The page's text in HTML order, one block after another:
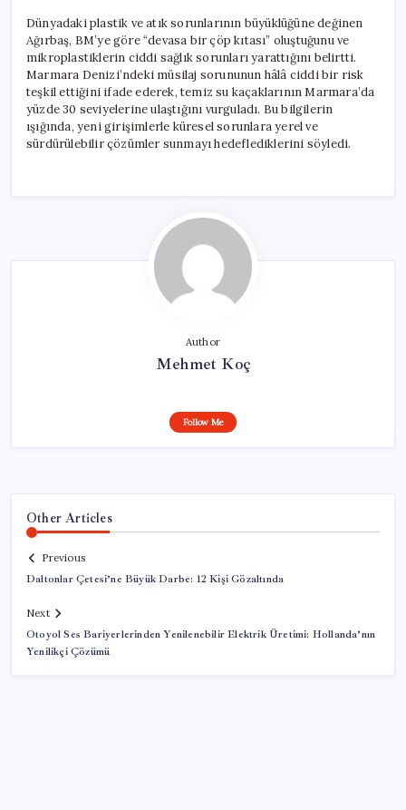
Dünyadaki plastik ve atık sorunlarının büyüklüğüne değinen
Ağırbaş, BM’ye göre “devasa bir çöp kıtası” oluştuğunu ve
mikroplastiklerin ciddi sağlık sorunları yarattığını belirtti.
Marmara Denizi’ndeki müsilaj sorununun hâlâ ciddi bir risk
teşkil ettiğini ifade ederek, temiz su kaçaklarının Marmara’da
yüzde 30 seviyelerine ulaştığını vurguladı. Bu bilgilerin
ışığında, yeni girişimlerle küresel sorunlara yerel ve
sürdürülebilir çözümler sunmayı hedeflediklerini söyledi.
Author
Mehmet Koç
Follow Me
Other Articles
Previous
Daltonlar Çetesi’ne Büyük Darbe: 12 Kişi Gözaltında
Next
Otoyol Ses Bariyerlerinden Yenilenebilir Elektrik Üretimi: Hollanda’nın
Yenilikçi Çözümü